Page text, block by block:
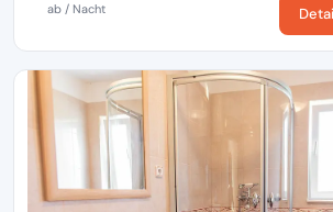
ab / Nacht